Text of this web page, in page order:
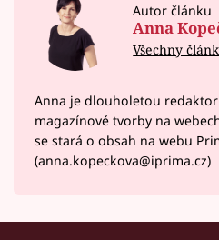
Autor článku
Anna
Všechny
Anna je dlouholetou
magazínové tvorby na
se stará o obsah na webu
(anna.kopeckova@iprima.cz)